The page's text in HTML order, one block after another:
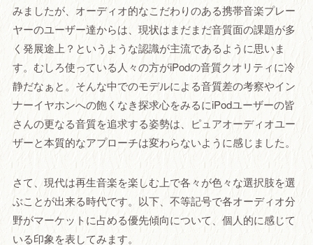
みましたが、オーディオ的なこだわりのある携帯音楽プレー
ヤーのユーザー達からは、現状はまだまだ音質面の課題が多
く発展途上？というような認識が主流であるように思いま
す。むしろ使っている人々の方がiPodの音質クオリティに冷
静だなぁと。そんな中でのモデルによる音質差の考察やイン
ナーイヤホンへの飽くなき探求心をみるにiPodユーザーの皆
さんの更なる音質を追求する姿勢は、ピュアオーディオユー
ザーと本質的なアプローチは変わらないように感じました。
さて、現代は再生音楽を楽しむ上で各々が色々な選択肢を選
ぶことが出来る時代です。以下、不等記号で各オーディオ分
野がマーケットに占める優先傾向について、個人的に感じて
いる印象を表してみます。